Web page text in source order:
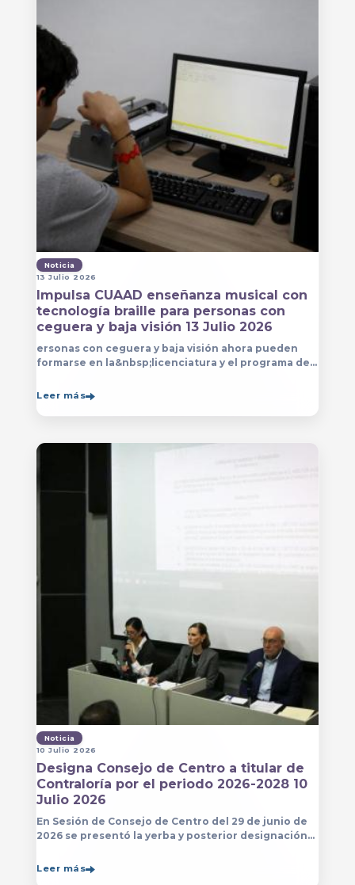
Noticia
13 Julio 2026
Impulsa CUAAD enseñanza musical con
tecnología braille para personas con
ceguera y baja visión 13 Julio 2026
ersonas con ceguera y baja visión ahora pueden
formarse en la&nbsp;licenciatura y el programa de
el&nbsp;
Leer más
Noticia
10 Julio 2026
Designa Consejo de Centro a titular de
Contraloría por el periodo 2026-2028 10
Julio 2026
En Sesión de Consejo de Centro del 29 de junio de
2026 se presentó la yerba y posterior designación
del Centro Universitario de Arte, Arquitectura
Leer más